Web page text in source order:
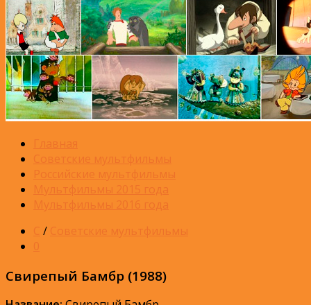
Главная
Советские мультфильмы
Российские мультфильмы
Мультфильмы 2015 года
Мультфильмы 2016 года
С / Советские мультфильмы
0
Свирепый Бамбр (1988)